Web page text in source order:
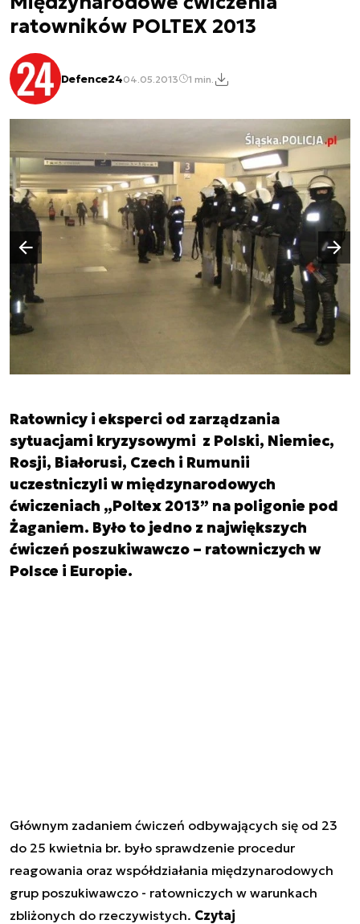
ratowników POLTEX 2013
Defence2404.05.2013 1 min.
Poprzedni slajd
Następny slajd
Ratownicy i eksperci od zarządzania
sytuacjami kryzysowymi z Polski, Niemiec,
Rosji, Białorusi, Czech i Rumunii
uczestniczyli w międzynarodowych
ćwiczeniach „Poltex 2013” na poligonie pod
Żaganiem. Było to jedno z największych
ćwiczeń poszukiwawczo – ratowniczych w
Polsce i Europie.
Głównym zadaniem ćwiczeń odbywających się od 23
do 25 kwietnia br. było sprawdzenie procedur
reagowania oraz współdziałania międzynarodowych
grup poszukiwawczo - ratowniczych w warunkach
zbliżonych do rzeczywistych. Czytaj